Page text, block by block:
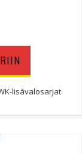
lisävalosarjat